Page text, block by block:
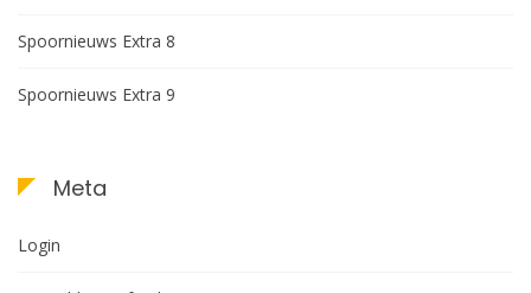
Spoornieuws Extra 8
Spoornieuws Extra 9
Meta
Login